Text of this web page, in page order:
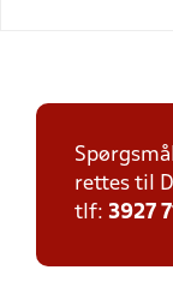
rettes til
tlf: 3927